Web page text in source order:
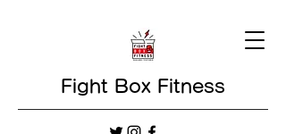
Fight Box Fitness